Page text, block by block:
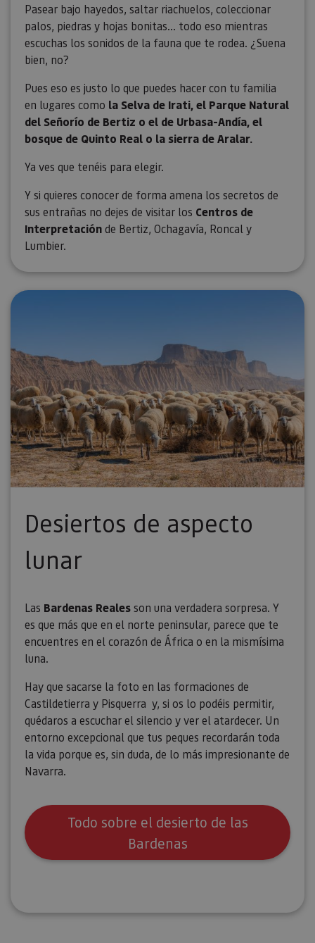
Pasear bajo hayedos, saltar riachuelos, coleccionar
palos, piedras y hojas bonitas... todo eso mientras
escuchas los sonidos de la fauna que te rodea. ¿Suena
bien, no?
Pues eso es justo lo que puedes hacer con tu familia
en lugares como la Selva de Irati, el Parque Natural
del Señorío de Bertiz o el de Urbasa-Andía, el
bosque de Quinto Real o la sierra de Aralar.
Ya ves que tenéis para elegir.
Y si quieres conocer de forma amena los secretos de
sus entrañas no dejes de visitar los Centros de
Interpretaciónde Bertiz, Ochagavía, Roncal y
Lumbier.
Desiertos de aspecto
lunar
Las Bardenas Realesson una verdadera sorpresa. Y
es que más que en el norte peninsular, parece que te
encuentres en el corazón de África o en la mismísima
luna.
Hay que sacarse la foto en las formaciones de
Castildetierra y Pisquerra y, si os lo podéis permitir,
quédaros a escuchar el silencio y ver el atardecer. Un
entorno excepcional que tus peques recordarán toda
la vida porque es, sin duda, de lo más impresionante de
Navarra.
Todo sobre el desierto de las
Bardenas